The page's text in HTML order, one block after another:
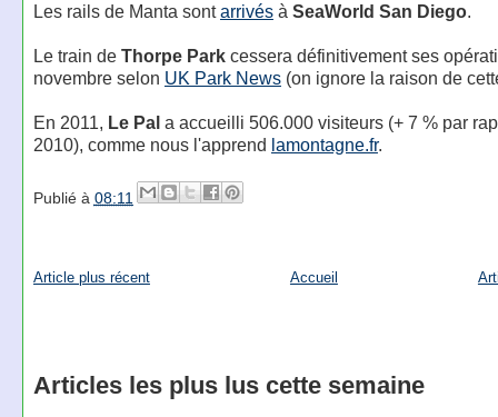
Les rails de Manta sontarrivésà SeaWorld San Diego.
Le train de Thorpe Parkcessera définitivement ses
novembre selon UK Park News(on ignore la raison de
En 2011, Le Pala accueilli 506.000 visiteurs (+ 7 % par
2010), comme nous l'apprend lamontagne.fr.
Publié à 08:11
Article plus récent Accueil
Articles les plus lus cette semaine